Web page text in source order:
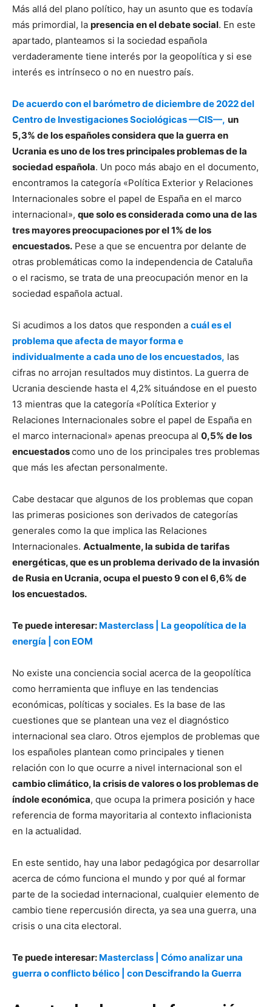
Más allá del plano político, hay un asunto que es todavía
más primordial, la presencia en el debate social. En este
apartado, planteamos si la sociedad española
verdaderamente tiene interés por la geopolítica y si ese
interés es intrínseco o no en nuestro país.
De acuerdo con el barómetro de diciembre de 2022 del
Centro de Investigaciones Sociológicas —CIS—, un
5,3% de los españoles considera que la guerra en
Ucrania es uno de los tres principales problemas de la
sociedad española. Un poco más abajo en el documento,
encontramos la categoría «Política Exterior y Relaciones
Internacionales sobre el papel de España en el marco
internacional», que solo es considerada como una de las
tres mayores preocupaciones por el 1% de los
encuestados. Pese a que se encuentra por delante de
otras problemáticas como la independencia de Cataluña
o el racismo, se trata de una preocupación menor en la
sociedad española actual.
Si acudimos a los datos que responden a cuál es el
problema que afecta de mayor forma e
individualmente a cada uno de los encuestados, las
cifras no arrojan resultados muy distintos. La guerra de
Ucrania desciende hasta el 4,2% situándose en el puesto
13 mientras que la categoría «Política Exterior y
Relaciones Internacionales sobre el papel de España en
el marco internacional» apenas preocupa al 0,5% de los
encuestadoscomo uno de los principales tres problemas
que más les afectan personalmente.
Cabe destacar que algunos de los problemas que copan
las primeras posiciones son derivados de categorías
generales como la que implica las Relaciones
Internacionales. Actualmente, la subida de tarifas
energéticas, que es un problema derivado de la invasión
de Rusia en Ucrania, ocupa el puesto 9 con el 6,6% de
los encuestados.
Te puede interesar: Masterclass | La geopolítica de la
energía | con EOM
No existe una conciencia social acerca de la geopolítica
como herramienta que influye en las tendencias
económicas, políticas y sociales. Es la base de las
cuestiones que se plantean una vez el diagnóstico
internacional sea claro. Otros ejemplos de problemas que
los españoles plantean como principales y tienen
relación con lo que ocurre a nivel internacional son el
cambio climático, la crisis de valores o los problemas de
índole económica, que ocupa la primera posición y hace
referencia de forma mayoritaria al contexto inflacionista
en la actualidad.
En este sentido, hay una labor pedagógica por desarrollar
acerca de cómo funciona el mundo y por qué al formar
parte de la sociedad internacional, cualquier elemento de
cambio tiene repercusión directa, ya sea una guerra, una
crisis o una cita electoral.
Te puede interesar: Masterclass | Cómo analizar una
guerra o conflicto bélico | con Descifrando la Guerra